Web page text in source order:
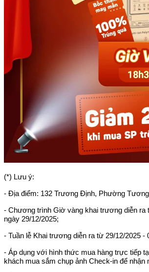
(*) Lưu ý:
- Địa điểm: 132 Trương Định, Phường
- Chương trình Giờ vàng khai trương diễn ra
ngày 29/12/2025;
- Tuần lễ Khai trương diễn ra từ 29/12/2025 -
- Áp dụng với hình thức mua hàng trực tiếp
khách mua sắm chụp ảnh Check-in để nhận